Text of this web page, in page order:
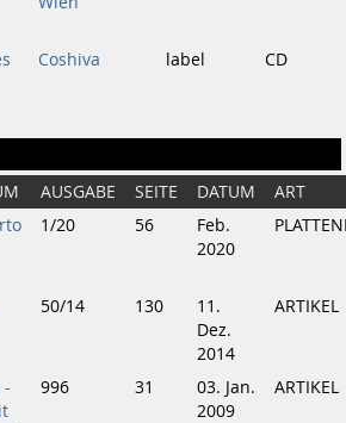
Coshiva label CD
AUSGABE SEITE DATUM
ART
1/20 56
Feb.
2020
50/14 130
11.
Dez.
2014
ARTIKEL
-
996 31
03. Jan.
2009
ARTIKEL